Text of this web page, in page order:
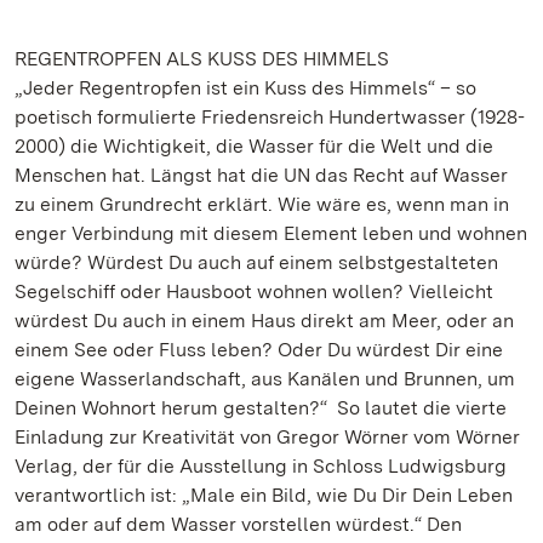
REGENTROPFEN ALS KUSS DES HIMMELS
„Jeder Regentropfen ist ein Kuss des Himmels“ – so
poetisch formulierte Friedensreich Hundertwasser (1928-
2000) die Wichtigkeit, die Wasser für die Welt und die
Menschen hat. Längst hat die UN das Recht auf Wasser
zu einem Grundrecht erklärt. Wie wäre es, wenn man in
enger Verbindung mit diesem Element leben und wohnen
würde? Würdest Du auch auf einem selbstgestalteten
Segelschiff oder Hausboot wohnen wollen? Vielleicht
würdest Du auch in einem Haus direkt am Meer, oder an
einem See oder Fluss leben? Oder Du würdest Dir eine
eigene Wasserlandschaft, aus Kanälen und Brunnen, um
Deinen Wohnort herum gestalten?“ So lautet die vierte
Einladung zur Kreativität von Gregor Wörner vom Wörner
Verlag, der für die Ausstellung in Schloss Ludwigsburg
verantwortlich ist: „Male ein Bild, wie Du Dir Dein Leben
am oder auf dem Wasser vorstellen würdest.“ Den